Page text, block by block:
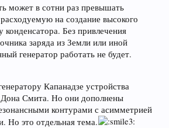
может в сотни раз превышать
на создание высокого
конденсатора. Без привлечения
заряда из Земли или иной
генератор работать не будет.
Капанадзе устройства
Смита. Но они дополнены
контурами с асимметрией
Но это отдельная тема.